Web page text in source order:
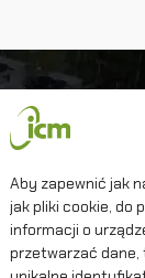
Aby zapewnić jak
jak pliki cookie, do
informacji o
przetwarzać dane,
Uniwersytet